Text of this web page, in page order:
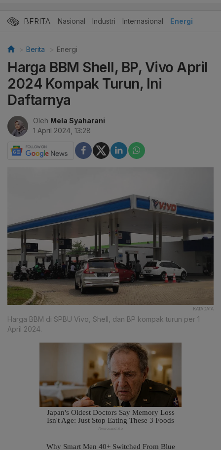
BERITA Nasional Industri Internasional Energi
Berita Energi
Harga BBM Shell, BP, Vivo April
2024 Kompak Turun, Ini
Daftarnya
Oleh Mela Syaharani
1 April 2024, 13:28
KATADATA
Harga BBM di SPBU Vivo, Shell, dan BP kompak turun per 1
April 2024.